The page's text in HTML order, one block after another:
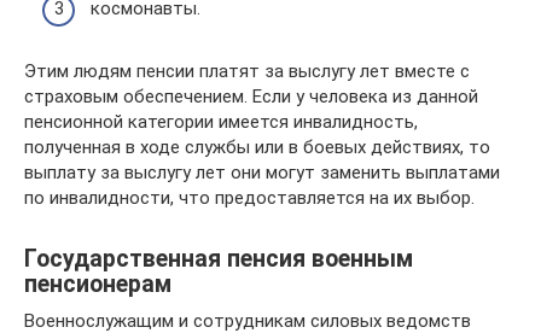
космонавты.
Этим людям пенсии платят за выслугу лет вместе с
страховым обеспечением. Если у человека из данной
пенсионной категории имеется инвалидность,
полученная в ходе службы или в боевых действиях, то
выплату за выслугу лет они могут заменить выплатами
по инвалидности, что предоставляется на их выбор.
Государственная пенсия военным
пенсионерам
Военнослужащим и сотрудникам силовых ведомств